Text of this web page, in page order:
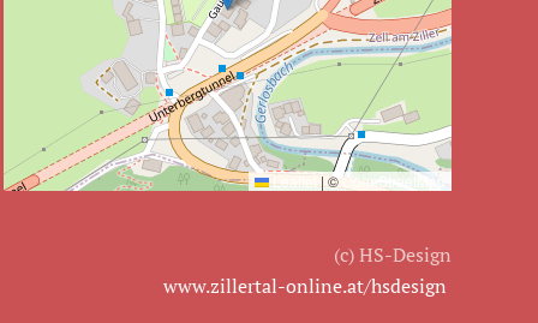
Leaflet | © OpenStreetMap
(c) HS-Design
www.zillertal-online.at/hsdesign